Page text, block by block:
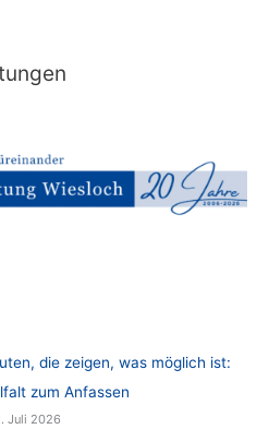
die zeigen, was möglich ist:
zum Anfassen
Juli 2026